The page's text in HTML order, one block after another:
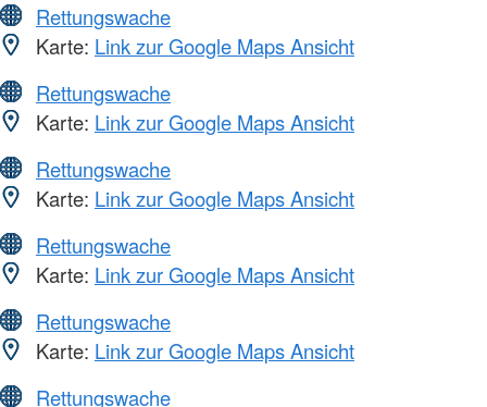
Rettungswache
Karte: Link zur Google Maps Ansicht
Rettungswache
Karte: Link zur Google Maps Ansicht
Rettungswache
Karte: Link zur Google Maps Ansicht
Rettungswache
Karte: Link zur Google Maps Ansicht
Rettungswache
Karte: Link zur Google Maps Ansicht
Rettungswache